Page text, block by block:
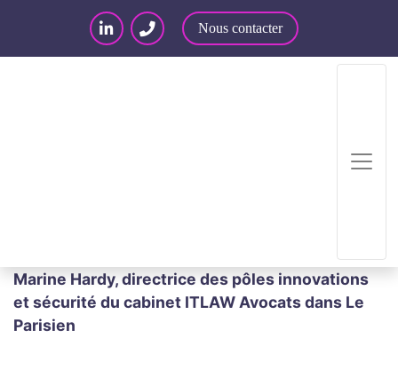
Nous contacter
Marine Hardy, directrice des pôles innovations
et sécurité du cabinet ITLAW Avocats dans Le
Parisien